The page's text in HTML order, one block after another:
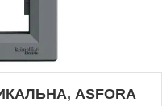
ASFORA